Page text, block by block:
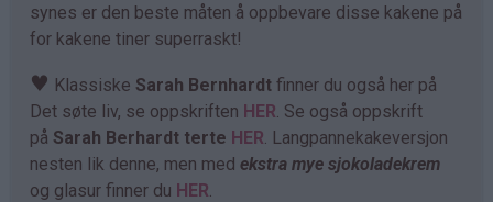
synes er den beste måten å oppbevare disse kakene på
for kakene tiner superraskt!
♥ Klassiske Sarah Bernhardt finner du også her på
Det søte liv, se oppskriften HER. Se også oppskrift
på Sarah Berhardt terte HER. Langpannekakeversjon
nesten lik denne, men med ekstra mye sjokoladekrem
og glasur finner du HER.